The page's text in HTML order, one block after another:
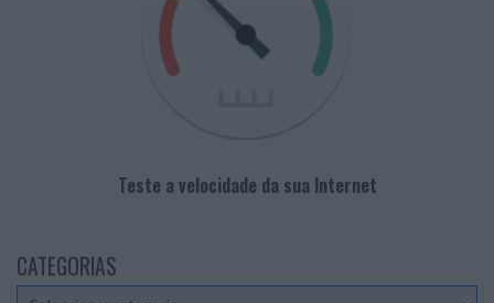
Teste a velocidade da sua Internet
CATEGORIAS
Categorias